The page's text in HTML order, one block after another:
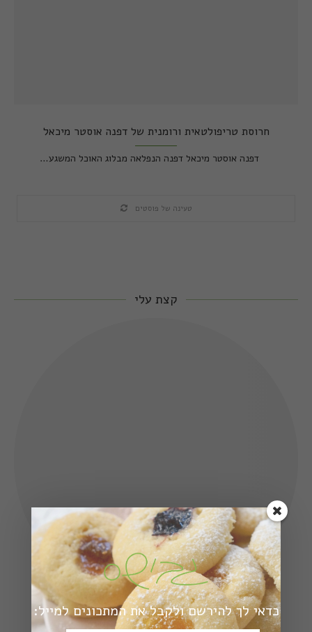
חרוסת טריפולטאית ורומנית של דפנה אוסטר מיכאל
דפנה אוסטר מיכאל דפנה הנפלאה מבלוג האוכל המשגע…
טעינה של פוסטים
קצת עלי
הי, אני מירב גביש - גבישס
כדאי לך להירשם ולקבל את המתכונים למייל: